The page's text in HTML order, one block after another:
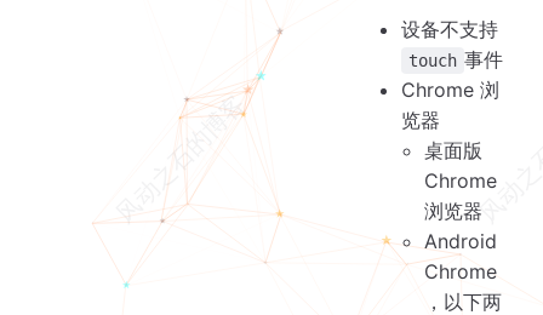
设备不支持
touch 事件
Chrome 浏
览器
桌面版
Chrome
浏览器
Android
Chrome
，以下两